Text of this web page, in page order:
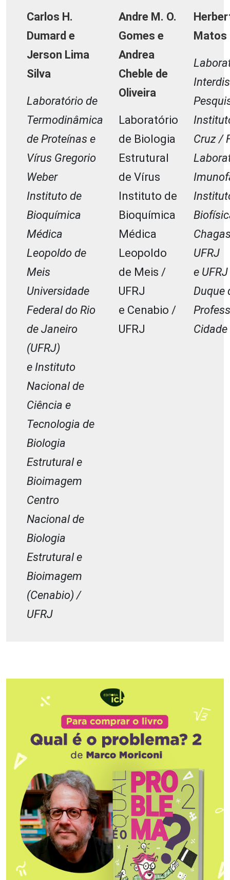
Carlos H.
Dumard e
Jerson Lima
Silva
Laboratório de
Termodinâmica
de Proteínas e
Vírus Gregorio
Weber
Instituto de
Bioquímica
Médica
Leopoldo de
Meis
Universidade
Federal do Rio
de Janeiro
(UFRJ)
e Instituto
Nacional de
Ciência e
Tecnologia de
Biologia
Estrutural e
Bioimagem
Centro
Nacional de
Biologia
Estrutural e
Bioimagem
(Cenabio) /
UFRJ
Andre M. O.
Gomes e
Andrea
Cheble de
Oliveira
Laboratório
de Biologia
Estrutural
de Vírus
Instituto de
Bioquímica
Médica
Leopoldo
de Meis /
UFRJ
e Cenabio /
UFRJ
Matos
Cruz /
UFRJ
e
Duque
Cidade